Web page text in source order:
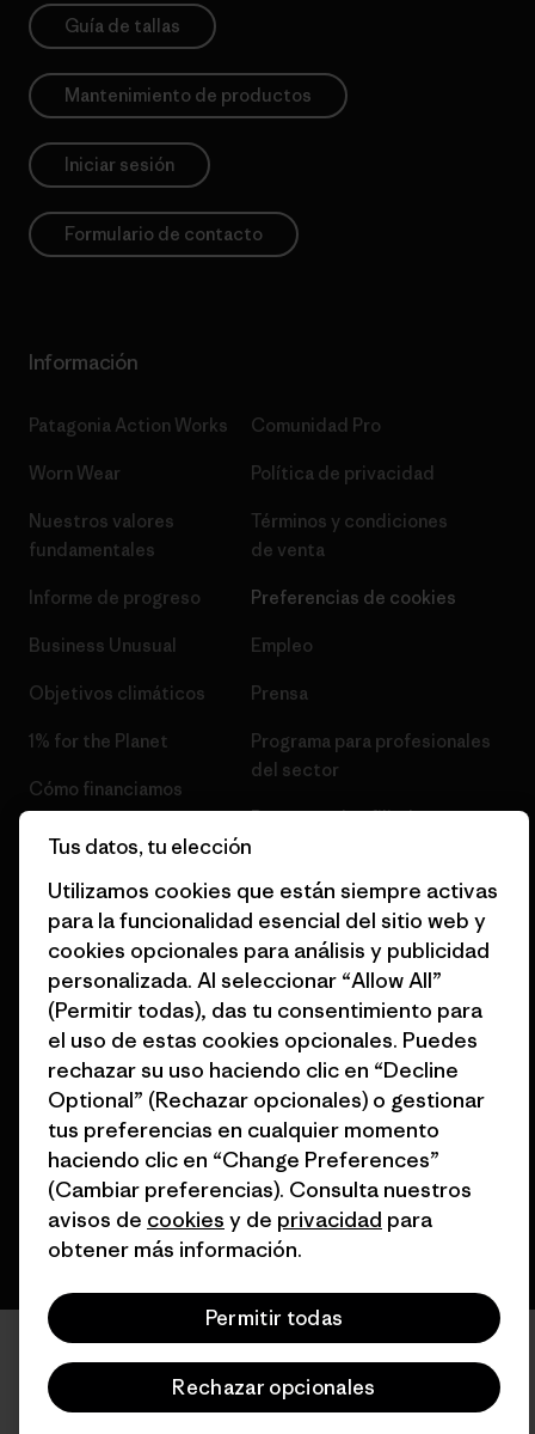
Guía de tallas
Mantenimiento de productos
Iniciar sesión
Formulario de contacto
Información
Patagonia Action Works
Worn Wear
Nuestros valores
fundamentales
Informe de progreso
Business Unusual
Objetivos climáticos
1% for the Planet
Cómo financiamos
Tarjetas regalo
Encuentra una tienda
Comunidad Pro
Política de privacidad
Términos y condiciones
de venta
Preferencias de cookies
Empleo
Prensa
Programa para profesionales
del sector
Programa de afiliados
España
© 2026 Patagonia, Inc. Todos los derechos reservados.
español
Tus datos, tu elección
Utilizamos cookies que están siempre activas
para la funcionalidad esencial del sitio web y
cookies opcionales para análisis y publicidad
personalizada. Al seleccionar “Allow All”
(Permitir todas), das tu consentimiento para
el uso de estas cookies opcionales. Puedes
rechazar su uso haciendo clic en “Decline
Optional” (Rechazar opcionales) o gestionar
tus preferencias en cualquier momento
haciendo clic en “Change Preferences”
(Cambiar preferencias). Consulta nuestros
avisos de cookies y de privacidad para
obtener más información.
Permitir todas
Rechazar opcionales